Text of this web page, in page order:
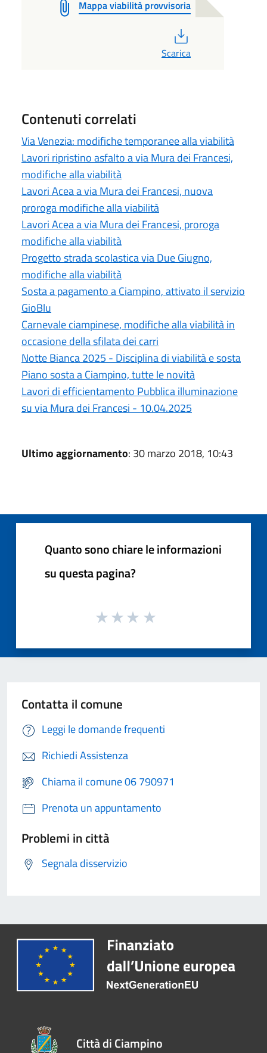
Mappa viabilità provvisoria
Scarica
Contenuti correlati
Via Venezia: modifiche temporanee alla viabilità
Lavori ripristino asfalto a via Mura dei Francesi,
modifiche alla viabilità
Lavori Acea a via Mura dei Francesi, nuova
proroga modifiche alla viabilità
Lavori Acea a via Mura dei Francesi, proroga
modifiche alla viabilità
Progetto strada scolastica via Due Giugno,
modifiche alla viabilità
Sosta a pagamento a Ciampino, attivato il servizio
GioBlu
Carnevale ciampinese, modifiche alla viabilità in
occasione della sfilata dei carri
Notte Bianca 2025 - Disciplina di viabilità e sosta
Piano sosta a Ciampino, tutte le novità
Lavori di efficientamento Pubblica illuminazione
su via Mura dei Francesi - 10.04.2025
Ultimo aggiornamento: 30 marzo 2018, 10:43
Quanto sono chiare le informazioni
su questa pagina?
Contatta il comune
Leggi le domande frequenti
Richiedi Assistenza
Chiama il comune 06 790971
Prenota un appuntamento
Problemi in città
Segnala disservizio
Città di Ciampino